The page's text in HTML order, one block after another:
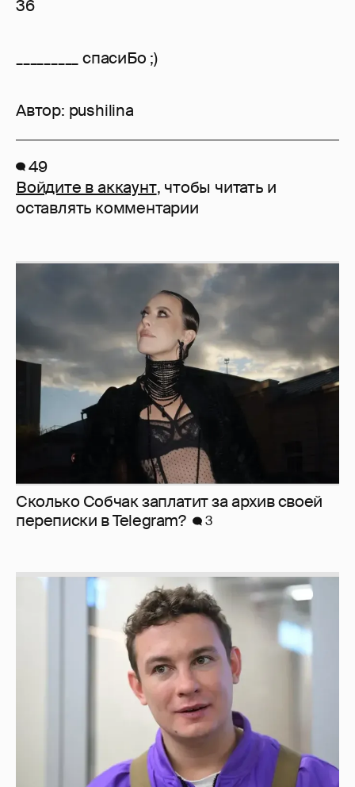
36
_________ спасиБо ;)
Автор: pushilina
49
Войдите в аккаунт, чтобы читать и
оставлять комментарии
Сколько Собчак заплатит за архив своей
перeписки в Telegram?
3